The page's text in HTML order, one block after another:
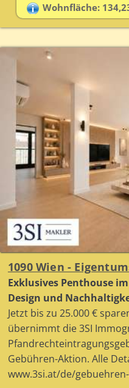
Wohnfläche:
1090 Wien -
Exklusives Penthouse
Design und
Jetzt bis zu 25.000 €
übernimmt die 3SI
Gebühren-Aktion. Alle
www.3si.at/de/